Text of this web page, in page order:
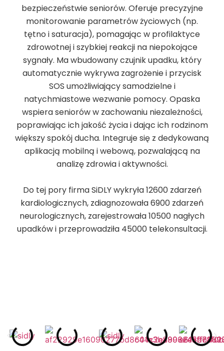
bezpieczeństwie seniorów. Oferuje precyzyjne
monitorowanie parametrów życiowych (np.
tętno i saturacja), pomagając w profilaktyce
zdrowotnej i szybkiej reakcji na niepokojące
sygnały. Ma wbudowany czujnik upadku, który
automatycznie wykrywa zagrożenie i przycisk
SOS umożliwiający samodzielne i
natychmiastowe wezwanie pomocy. Opaska
wspiera seniorów w zachowaniu niezależności,
poprawiając ich jakość życia i dając ich rodzinom
większy spokój ducha. Integruje się z dedykowaną
aplikacją mobilną i webową, pozwalającą na
analizę zdrowia i aktywności.
Do tej pory firma SiDLY wykryła 12600 zdarzeń
kardiologicznych, zdiagnozowała 6900 zdarzeń
neurologicznych, zarejestrowała 10500 nagłych
upadków i przeprowadziła 45000 telekonsultacji.